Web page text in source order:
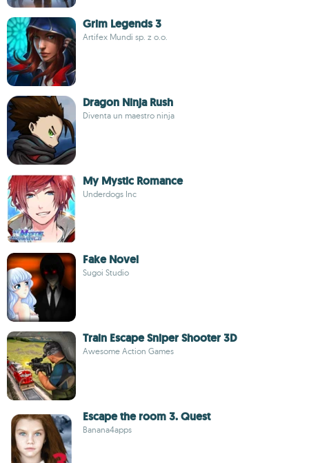
Grim Legends 3
Artifex Mundi sp. z o.o.
Dragon Ninja Rush
Diventa un maestro ninja
My Mystic Romance
Underdogs Inc
Fake Novel
Sugoi Studio
Train Escape Sniper Shooter 3D
Awesome Action Games
Escape the room 3. Quest
Banana4apps